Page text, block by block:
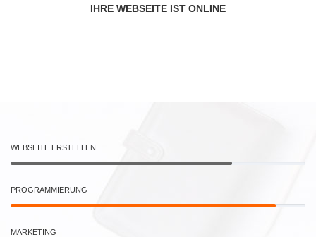
IHRE WEBSEITE IST ONLINE
WEBSEITE ERSTELLEN
PROGRAMMIERUNG
MARKETING